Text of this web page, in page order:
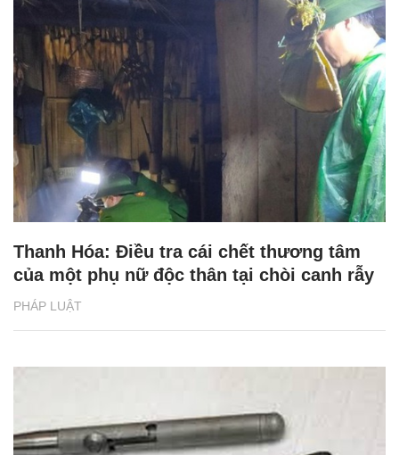
PHÁP LUẬT
Thanh Hóa: Điều tra cái chết thương tâm
của một phụ nữ độc thân tại chòi canh rẫy